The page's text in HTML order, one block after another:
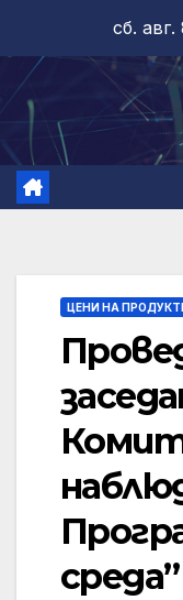
content
сб.
ЦЕНИ НА